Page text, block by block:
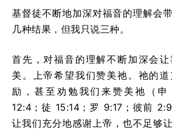
基督徒不断地加深对福音的理解会
几种结果，但我只说三种。
首先，对福音的理解不断加深会
美。上帝希望我们赞美祂。祂的
励，甚至劝勉我们来赞美祂（
12:4；徒 15:14；罗 9:17；彼前
让我们充分地感谢上帝，也不足够